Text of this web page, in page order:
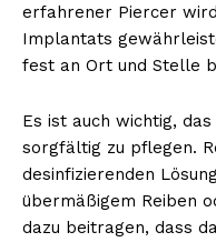
erfahrener Piercer
Implantats
fest an Ort und Stelle
Es ist auch wichtig,
sorgfältig zu pflegen.
desinfizierenden
übermäßigem Reiben
dazu beitragen, dass